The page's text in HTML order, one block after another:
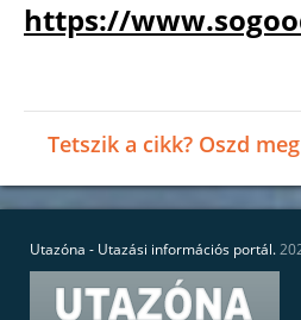
https://
Tetszik a cikk? Oszd
Utazóna - Utazási információs portál.